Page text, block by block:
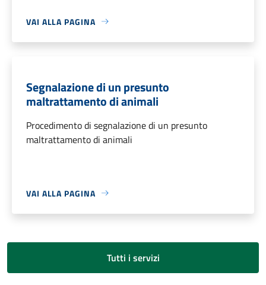
VAI ALLA PAGINA
Segnalazione di un presunto
maltrattamento di animali
Procedimento di segnalazione di un presunto
maltrattamento di animali
VAI ALLA PAGINA
Tutti i servizi